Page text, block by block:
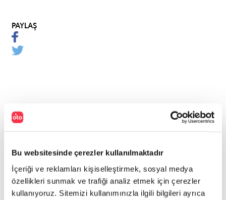
Bu websitesinde çerezler kullanılmaktadır
İçeriği ve reklamları kişiselleştirmek, sosyal medya
özellikleri sunmak ve trafiği analiz etmek için çerezler
kullanıyoruz. Sitemizi kullanımınızla ilgili bilgileri ayrıca
PAYLAŞ